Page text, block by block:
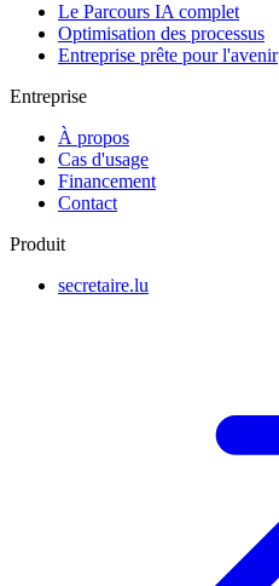
Le Parcours IA complet
Optimisation des processus
Entreprise prête pour l'avenir
Entreprise
À propos
Cas d'usage
Financement
Contact
Produit
secretaire.lu